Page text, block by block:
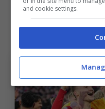
economico, poila
potrebbe riunirsi in
and cookie settings.